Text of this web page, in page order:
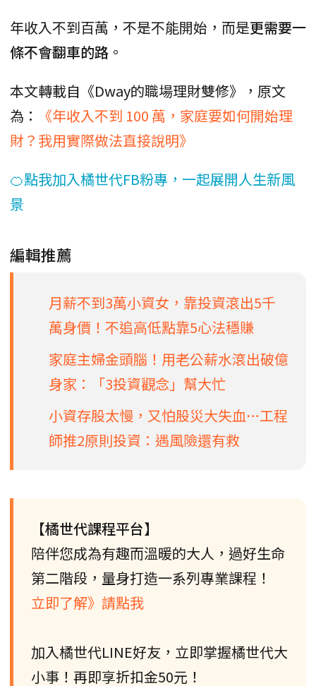
年收入不到百萬，不是不能開始，而是更需要一
條不會翻車的路 。
本文轉載自《Dway的職場理財雙修》，原文
為：
《年收入不到 100 萬，家庭要如何開始理
財？我用實際做法直接說明》
🍊點我加入橘世代FB粉專，一起展開人生新風
景
編輯推薦
月薪不到3萬小資女，靠投資滾出5千
萬身價！不追高低點靠5心法穩賺
家庭主婦金頭腦！用老公薪水滾出破億
身家：「3投資觀念」幫大忙
小資存股太慢，又怕股災大失血…工程
師推2原則投資：遇風險還有救
【橘世代課程平台】
陪伴您成為有趣而溫暖的大人，過好生命
第二階段，量身打造一系列專業課程！
立即了解》請點我
加入橘世代LINE好友，立即掌握橘世代大
小事！再即享折扣金50元！